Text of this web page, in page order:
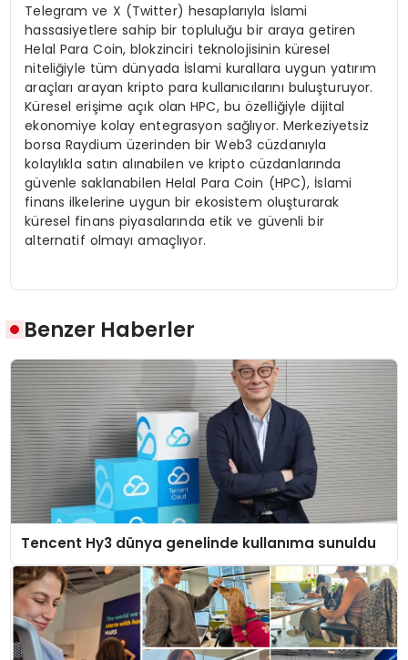
Telegram ve X (Twitter) hesaplarıyla İslami
hassasiyetlere sahip bir topluluğu bir araya getiren
Helal Para Coin, blokzinciri teknolojisinin küresel
niteliğiyle tüm dünyada İslami kurallara uygun yatırım
araçları arayan kripto para kullanıcılarını buluşturuyor.
Küresel erişime açık olan HPC, bu özelliğiyle dijital
ekonomiye kolay entegrasyon sağlıyor. Merkeziyetsiz
borsa Raydium üzerinden bir Web3 cüzdanıyla
kolaylıkla satın alınabilen ve kripto cüzdanlarında
güvenle saklanabilen Helal Para Coin (HPC), İslami
finans ilkelerine uygun bir ekosistem oluşturarak
küresel finans piyasalarında etik ve güvenli bir
alternatif olmayı amaçlıyor.
Benzer Haberler
Tencent Hy3 dünya genelinde kullanıma sunuldu